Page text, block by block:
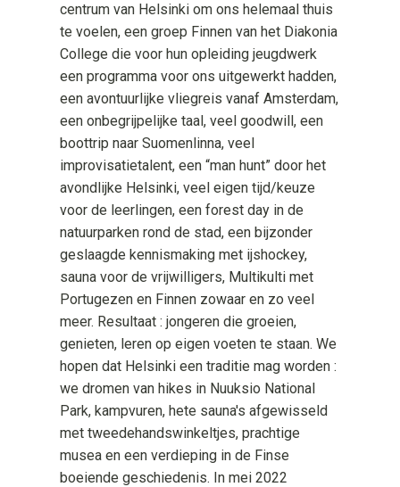
centrum van Helsinki om ons helemaal thuis
te voelen, een groep Finnen van het Diakonia
College die voor hun opleiding jeugdwerk
een programma voor ons uitgewerkt hadden,
een avontuurlijke vliegreis vanaf Amsterdam,
een onbegrijpelijke taal, veel goodwill, een
boottrip naar Suomenlinna, veel
improvisatietalent, een “man hunt” door het
avondlijke Helsinki, veel eigen tijd/keuze
voor de leerlingen, een forest day in de
natuurparken rond de stad, een bijzonder
geslaagde kennismaking met ijshockey,
sauna voor de vrijwilligers, Multikulti met
Portugezen en Finnen zowaar en zo veel
meer. Resultaat : jongeren die groeien,
genieten, leren op eigen voeten te staan. We
hopen dat Helsinki een traditie mag worden :
we dromen van hikes in Nuuksio National
Park, kampvuren, hete sauna's afgewisseld
met tweedehandswinkeltjes, prachtige
musea en een verdieping in de Finse
boeiende geschiedenis. In mei 2022